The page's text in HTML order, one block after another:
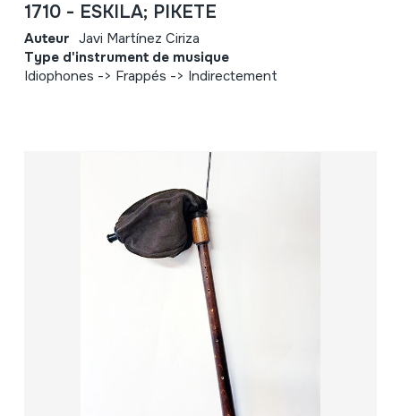
1710 - ESKILA; PIKETE
Auteur Javi Martínez Ciriza
Type d'instrument de musique
Idiophones -> Frappés -> Indirectement